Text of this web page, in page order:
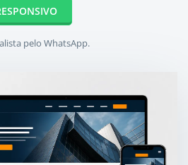
pelo WhatsApp.